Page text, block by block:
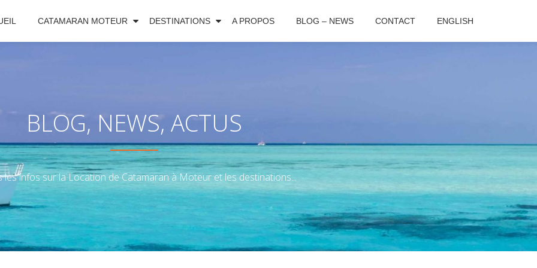
CATAMARAN MOTEUR DESTINATIONS A PROPOS BLOG – NEWS CONTACT ENGLISH
BLOG, NEWS, ACTUS
les infos sur la Location de Catamaran à Moteur et les destinations...